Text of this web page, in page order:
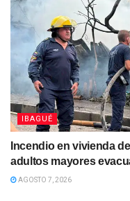
IBAGUÉ
Incendio en vivienda
adultos mayores
AGOSTO 7, 2026